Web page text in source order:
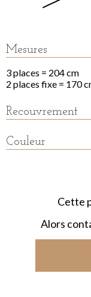
Mesures
3 places = 204 cm
2 places fixe = 170
Recouvrement
Couleur
Cette
Alors